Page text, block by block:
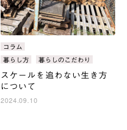
カ
テ
ゴ
リ：
コラム
タ
暮らし方 暮らしのこだわり
スケールを追わない生き方
について
2024.09.10